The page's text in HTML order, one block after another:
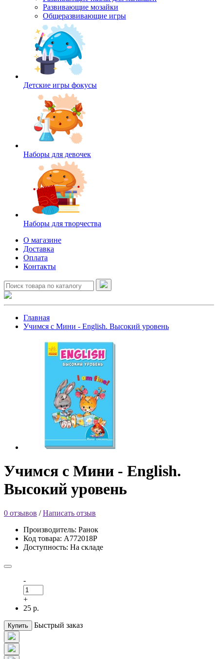
Развивающие мозайки
Общеразвивающие игры
Детские игры фокусы
Наборы для девочек
Наборы для творчества
О магазине
Доставка
Оплата
Контакты
Главная
Учимся с Мини - English. Высокий уровень
Учимся с Мини - English.
Высокий уровень
0 отзывов /Написать отзыв
Производитель: Ранок
Код товара: А772018Р
Доступность: На складе
-
+
25 р.
Купить Быстрый заказ